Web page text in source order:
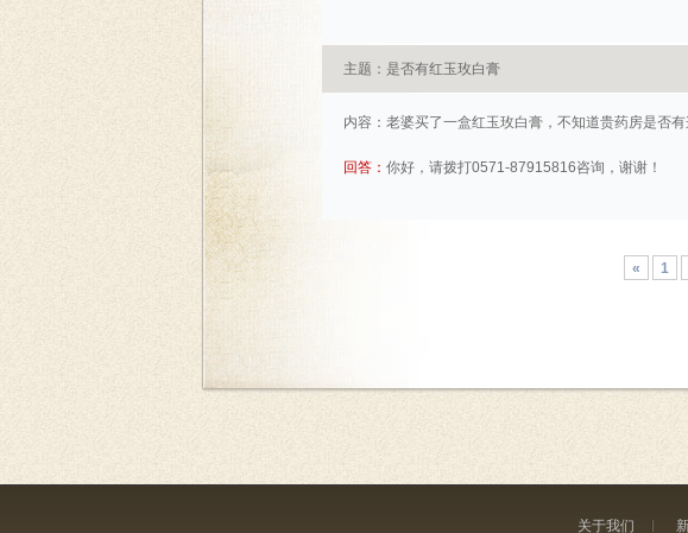
主题：是否有红玉玫白膏
内容： 老婆买了一盒红玉玫白膏，不知道贵药房是否有
回答： 你好，请拨打0571-87915816咨询，谢谢！
« 1
关于我们